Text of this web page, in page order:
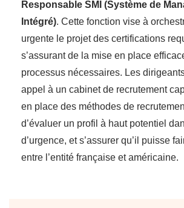
Responsable SMI (Système de
Intégré). Cette fonction vise à
urgente le projet des certifications
s’assurant de la mise en place
processus nécessaires. Les
appel à un cabinet de recrutement
en place des méthodes de
d’évaluer un profil à haut potentiel
d’urgence, et s’assurer qu’il puisse
entre l’entité française et américaine.